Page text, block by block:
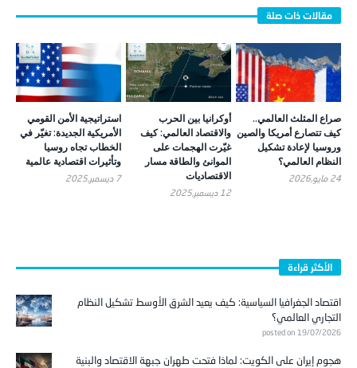
صراع المثلث العالمي..
كيف تتصارع أمريكا والصين
وروسيا لإعادة تشكيل
النظام العالمي؟
24 مايو,2026
أوكرانيا بين الحرب
والاقتصاد العالمي: كيف
غيّرت الهجمات على
الموانئ والطاقة مسار
الاقتصاديات
12 ديسمبر,2025
استراتيجية الأمن القومي
الأمريكية الجديدة: تغيّر في
الخطاب تجاه روسيا
وتأثيرات اقتصادية عالمية
7 ديسمبر,2025
الأكثر قراءة
اقتصاد الجغرافيا السياسية: كيف يعيد الشرق الأوسط تشكيل النظام
التجاري العالمي؟
posted on 19/07/2026
هجوم إيران على الكويت: لماذا فتحت طهران جبهة الاقتصاد والبنية